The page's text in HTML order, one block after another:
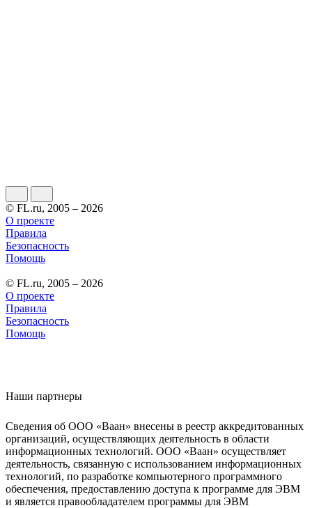
© FL.ru, 2005 – 2026
О проекте
Правила
Безопасность
Помощь
© FL.ru, 2005 – 2026
О проекте
Правила
Безопасность
Помощь
Наши партнеры
Сведения об ООО «Ваан» внесены в реестр аккредитованных
организаций, осуществляющих деятельность в области
информационных технологий. ООО «Ваан» осуществляет
деятельность, связанную с использованием информационных
технологий, по разработке компьютерного программного
обеспечения, предоставлению доступа к программе для ЭВМ
и является правообладателем программы для ЭВМ